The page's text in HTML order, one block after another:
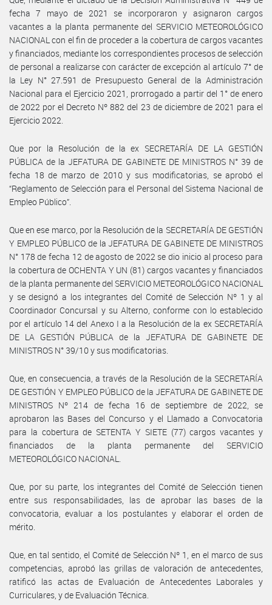
fecha 7 mayo de 2021 se incorporaron y asignaron cargos
vacantes a la planta permanente del SERVICIO METEOROLÓGICO
NACIONAL con el fin de proceder a la cobertura de cargos vacantes
y financiados, mediante los correspondientes procesos de selección
de personal a realizarse con carácter de excepción al artículo 7° de
la Ley N° 27.591 de Presupuesto General de la Administración
Nacional para el Ejercicio 2021, prorrogado a partir del 1° de enero
de 2022 por el Decreto Nº 882 del 23 de diciembre de 2021 para el
Ejercicio 2022.
Que por la Resolución de la ex SECRETARÍA DE LA GESTIÓN
PÚBLICA de la JEFATURA DE GABINETE DE MINISTROS N° 39 de
fecha 18 de marzo de 2010 y sus modificatorias, se aprobó el
“Reglamento de Selección para el Personal del Sistema Nacional de
Empleo Público”.
Que en ese marco, por la Resolución de la SECRETARÍA DE GESTIÓN
Y EMPLEO PÚBLICO de la JEFATURA DE GABINETE DE MINISTROS
N° 178 de fecha 12 de agosto de 2022 se dio inicio al proceso para
la cobertura de OCHENTA Y UN (81) cargos vacantes y financiados
de la planta permanente del SERVICIO METEOROLÓGICO NACIONAL
y se designó a los integrantes del Comité de Selección Nº 1 y al
Coordinador Concursal y su Alterno, conforme con lo establecido
por el artículo 14 del Anexo I a la Resolución de la ex SECRETARÍA
DE LA GESTIÓN PÚBLICA de la JEFATURA DE GABINETE DE
MINISTROS N° 39/10 y sus modificatorias.
Que, en consecuencia, a través de la Resolución de la SECRETARÍA
DE GESTIÓN Y EMPLEO PÚBLICO de la JEFATURA DE GABINETE DE
MINISTROS Nº 214 de fecha 16 de septiembre de 2022, se
aprobaron las Bases del Concurso y el Llamado a Convocatoria
para la cobertura de SETENTA Y SIETE (77) cargos vacantes y
financiados de la planta permanente del SERVICIO
METEOROLÓGICO NACIONAL.
Que, por su parte, los integrantes del Comité de Selección tienen
entre sus responsabilidades, las de aprobar las bases de la
convocatoria, evaluar a los postulantes y elaborar el orden de
mérito.
Que, en tal sentido, el Comité de Selección Nº 1, en el marco de sus
competencias, aprobó las grillas de valoración de antecedentes,
ratificó las actas de Evaluación de Antecedentes Laborales y
Curriculares, y de Evaluación Técnica.